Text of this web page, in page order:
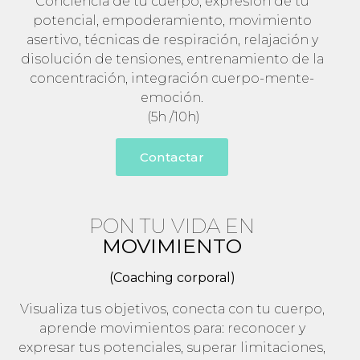
potencial, empoderamiento, movimiento
asertivo, técnicas de respiración, relajación y
disolución de tensiones, entrenamiento de la
concentración, integración cuerpo-mente-
emoción.
(5h /10h)
Contactar
PON TU VIDA EN
MOVIMIENTO
(Coaching corporal)
Visualiza tus objetivos, conecta con tu cuerpo,
aprende movimientos para: reconocer y
expresar tus potenciales, superar limitaciones,